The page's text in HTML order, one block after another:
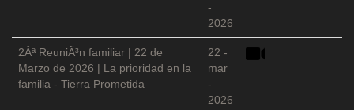
-
2026
2Âª ReuniÃ³n familiar | 22 de
Marzo de 2026 | La prioridad en la
familia - Tierra Prometida
22 -
mar
-
2026